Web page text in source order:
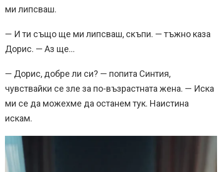
ми липсваш.
— И ти също ще ми липсваш, скъпи. — тъжно каза
Дорис. — Аз ще…
— Дорис, добре ли си? — попита Синтия,
чувствайки се зле за по-възрастната жена. — Иска
ми се да можехме да останем тук. Наистина
искам.